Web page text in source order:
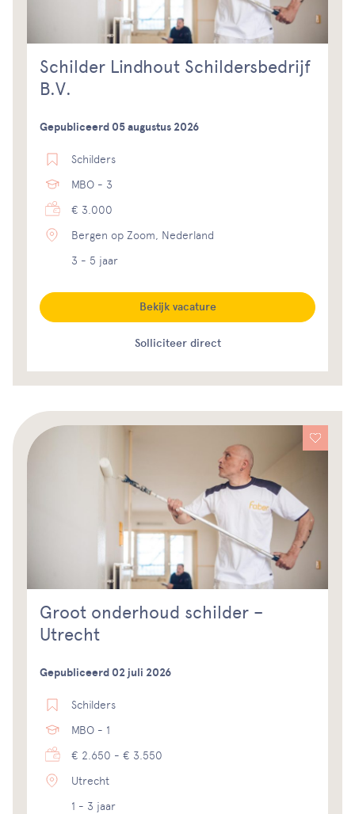
Schilder Lindhout Schildersbedrijf
B.V.
Gepubliceerd 05 augustus 2026
Schilders
MBO - 3
€ 3.000
Bergen op Zoom, Nederland
3 - 5 jaar
Solliciteer direct
Bekijk vacature
Groot onderhoud schilder –
Utrecht
Gepubliceerd 02 juli 2026
Schilders
MBO - 1
€ 2.650 - € 3.550
Utrecht
1 - 3 jaar